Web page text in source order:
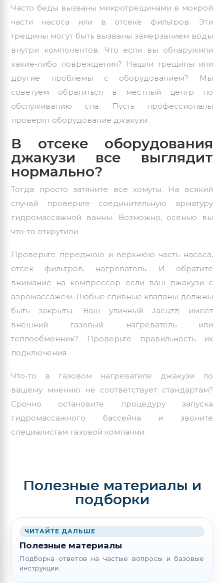
Часто беды вызваны микротрещинами в мокрой
части насоса или в отсеке фильтров. Эти
трещины могут быть вызваны замерзанием воды
внутри компонентов. Что если вы обнаружили
какие-либо повреждения? Нашли трещины или
другие проблемы с оборудованием? Мы
советуем обратиться в местный центр по
обслуживанию спа. Пусть профессионалы
проверят оборудование джакузи.
В отсеке оборудования
джакузи все выглядит
нормально?
Тогда просто затяните все хомуты. На всякий
случай проверьте соединительную арматуру
гидромассажной ванны. Возможно, осенью вы
что-то открутили.
Проверьте переднюю и верхнюю часть насоса,
отсек фильтров, нагреватель. И обратите
внимание на компрессор если ваш джакузи с
аэромассажем. Любые сливные клапаны должны
быть закрыты. Ваш уличный Jacuzzi имеет
внешний газовый нагреватель или
теплообменник? Проверьте правильность их
подключения.
Что-то в газовом нагревателе джакузи по
вашему мнению не соответствует стандартам?
Срочно остановите процедуру запуска
гидромассажного бассейна и звоните
специалистам газовой компании.
Полезные материалы и
подборки
ЧИТАЙТЕ ДАЛЬШЕ
Полезные материалы
Подборка ответов на частые вопросы и базовые
инструкции.